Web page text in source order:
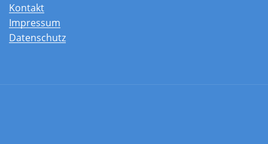
Kontakt
Impressum
Datenschutz